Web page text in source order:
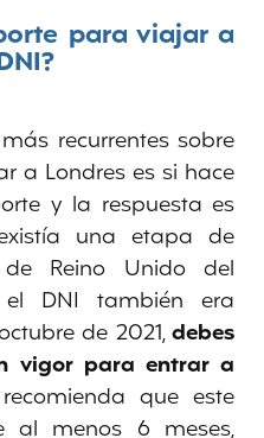
para viajar a
recurrentes sobre
a Londres es si hace
y la respuesta es
una etapa de
Reino Unido del
el DNI también era
de 2021,debes
vigor para entrar a
que este
al menos 6 meses,